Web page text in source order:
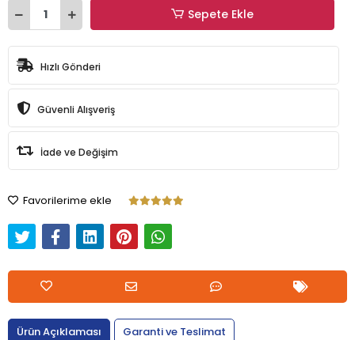
Sepete Ekle
Hızlı Gönderi
Güvenli Alışveriş
İade ve Değişim
Favorilerime ekle
Ürün Açıklaması
Garanti ve Teslimat